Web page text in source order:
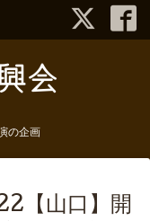
の企画
【山口】開